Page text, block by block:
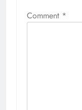
Comment *